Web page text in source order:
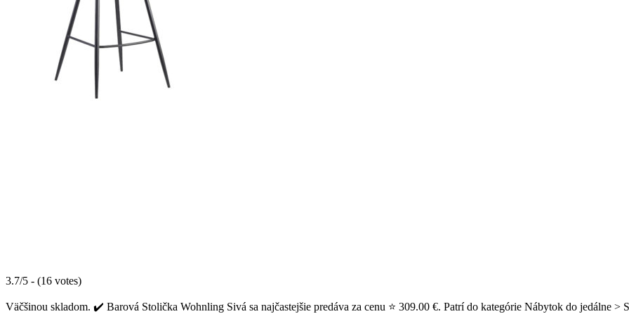
3.7/5 - (16 votes)
Väčšinou skladom. ✔️ Barová Stolička Wohnling Sivá sa najčastejšie predáva za cenu ⭐ 309.00 €. Patrí do kategórie Nábytok do jedálne >